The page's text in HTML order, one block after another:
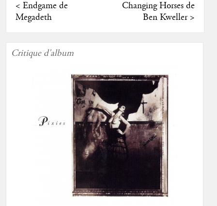
< Endgame de
Megadeth
Changing Horses de
Ben Kweller>
Critique d'album